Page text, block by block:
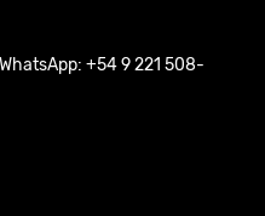
+54 9 221 508-